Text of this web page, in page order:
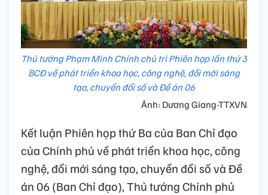
Thủ tướng Phạm Minh Chính chủ trì Phiên họp lần thứ 3
BCĐ về phát triển khoa học, công nghệ, đổi mới sáng
tạo, chuyển đổi số và Đề án 06
Ảnh: Dương Giang-TTXVN
Kết luận Phiên họp thứ Ba của Ban Chỉ đạo
của Chính phủ về phát triển khoa học, công
nghệ, đổi mới sáng tạo, chuyển đổi số và Đề
án 06 (Ban Chỉ đạo), Thủ tướng Chính phủ